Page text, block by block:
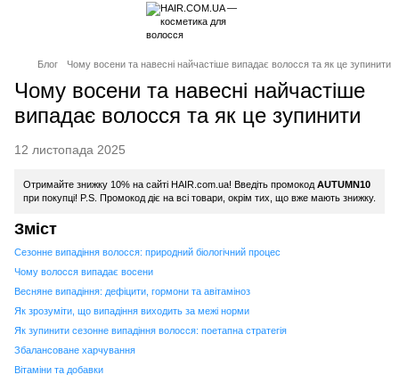
Блог Чому восени та навесні найчастіше випадає волосся та як це зупинити
Чому восени та навесні найчастіше
випадає волосся та як це зупинити
12 листопада 2025
Отримайте знижку 10% на сайті HAIR.com.ua! Введіть промокод AUTUMN10
при покупці! P.S. Промокод діє на всі товари, окрім тих, що вже мають знижку.
Зміст
Сезонне випадіння волосся: природний біологічний процес
Чому волосся випадає восени
Весняне випадіння: дефіцити, гормони та авітаміноз
Як зрозуміти, що випадіння виходить за межі норми
Як зупинити сезонне випадіння волосся: поетапна стратегія
Збалансоване харчування
Вітаміни та добавки